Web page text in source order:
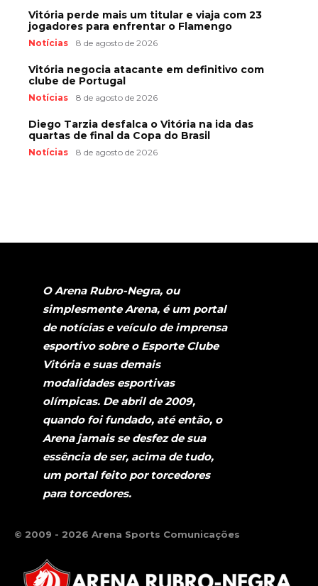
Vitória perde mais um titular e viaja com 23
jogadores para enfrentar o Flamengo
Notícias 8 de agosto de 2026
Vitória negocia atacante em definitivo com
clube de Portugal
Notícias 8 de agosto de 2026
Diego Tarzia desfalca o Vitória na ida das
quartas de final da Copa do Brasil
Notícias 8 de agosto de 2026
O Arena Rubro-Negra, ou
simplesmente Arena, é um portal
de notícias e veículo de imprensa
esportivo sobre o Esporte Clube
Vitória e suas demais
modalidades esportivas
olímpicas. De abril de 2009,
quando foi fundado, até então, o
Arena jamais se desfez de sua
essência de ser, acima de tudo,
um portal feito por torcedores
para torcedores.
© 2009 - 2026 Arena Sports Comunicações